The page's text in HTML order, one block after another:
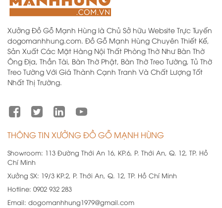
Xưởng Đồ Gỗ Mạnh Hùng là Chủ Sở hữu Website Trực Tuyến
dogomanhhung.com. Đồ Gỗ Mạnh Hùng Chuyên Thiết Kế,
Sản Xuất Các Mặt Hàng Nội Thất Phòng Thờ Như Bàn Thờ
Ông Địa, Thần Tài, Bàn Thờ Phật, Bàn Thờ Treo Tường, Tủ Thờ
Treo Tường Với Giá Thành Cạnh Tranh Và Chất Lượng Tốt
Nhất Thị Trường.
THÔNG TIN XƯỞNG ĐỒ GỖ MẠNH HÙNG
Showroom: 113 Đường Thới An 16, KP.6, P. Thới An, Q. 12, TP. Hồ
Chí Minh
Xưởng SX: 19/3 KP.2, P. Thới An, Q. 12, TP. Hồ Chí Minh
Hotline: 0902 932 283
Email: dogomanhhung1979@gmail.com